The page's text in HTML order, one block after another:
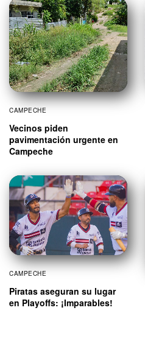
CAMPECHE
Vecinos piden
pavimentación urgente en
Campeche
CAMPECHE
Piratas aseguran su lugar
en Playoffs: ¡Imparables!